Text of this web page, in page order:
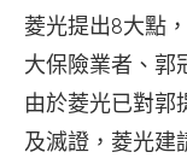
報，
包
聯
合、
自
菱光提出8大點
大保險業者、郭
由於菱光已對郭
及滅證，菱光建